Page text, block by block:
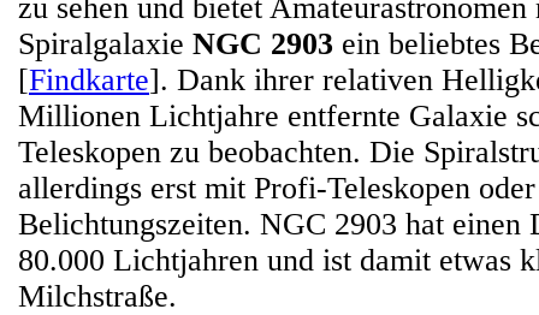
zu sehen und bietet
Spiralgalaxie NGC 2903 ein beliebtes
[Findkarte]. Dank ihrer relativen
Millionen Lichtjahre entfernte Galaxie
Teleskopen zu beobachten. Die
allerdings erst mit Profi-Teleskopen
Belichtungszeiten. NGC 2903 hat einen
80.000 Lichtjahren und ist damit etwas
Milchstraße.